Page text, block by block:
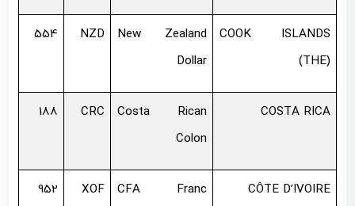
COOK ISLANDS
(THE)
New Zealand
Dollar
NZD
554
COSTA RICA
Costa Rican
Colon
CRC
188
CÔTE D’IVOIRE
CFA Franc
XOF
952